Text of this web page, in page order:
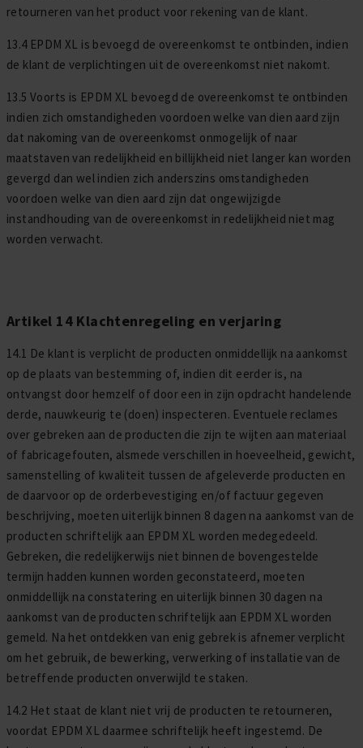
retourneren van het product voor rekening van de klant.
13.4 EPDM XL is bevoegd de overeenkomst te ontbinden, indien
de klant de verplichtingen uit de overeenkomst niet nakomt.
13.5 Voorts is EPDM XL bevoegd de overeenkomst te ontbinden
indien zich omstandigheden voordoen welke van dien aard zijn
dat nakoming van de overeenkomst onmogelijk of naar
maatstaven van redelijkheid en billijkheid niet langer kan worden
gevergd dan wel indien zich anderszins omstandigheden
voordoen welke van dien aard zijn dat ongewijzigde
instandhouding van de overeenkomst in redelijkheid niet mag
worden verwacht.
Artikel 14 Klachtenregeling en verjaring
14.1 De klant is verplicht de producten onmiddellijk na aankomst
op de plaats van bestemming of, indien dit eerder is, na
ontvangst door hemzelf of door een in zijn opdracht handelende
derde, nauwkeurig te (doen) inspecteren. Eventuele reclames
over gebreken aan de producten die zijn te wijten aan materiaal
of fabricagefouten, alsmede verschillen in hoeveelheid, gewicht,
samenstelling of kwaliteit tussen de afgeleverde producten en
de daarvoor op de orderbevestiging en/of factuur gegeven
beschrijving, moeten uiterlijk binnen 8 dagen na aankomst van de
producten schriftelijk aan EPDM XL worden medegedeeld.
Gebreken, die redelijkerwijs niet binnen de bovengestelde
termijn hadden kunnen worden geconstateerd, moeten
onmiddellijk na constatering en uiterlijk binnen 30 dagen na
aankomst van de producten schriftelijk aan EPDM XL worden
gemeld. Na het ontdekken van enig gebrek is afnemer verplicht
om het gebruik, de bewerking, verwerking of installatie van de
betreffende producten onverwijld te staken.
14.2 Het staat de klant niet vrij de producten te retourneren,
voordat EPDM XL daarmee schriftelijk heeft ingestemd. De